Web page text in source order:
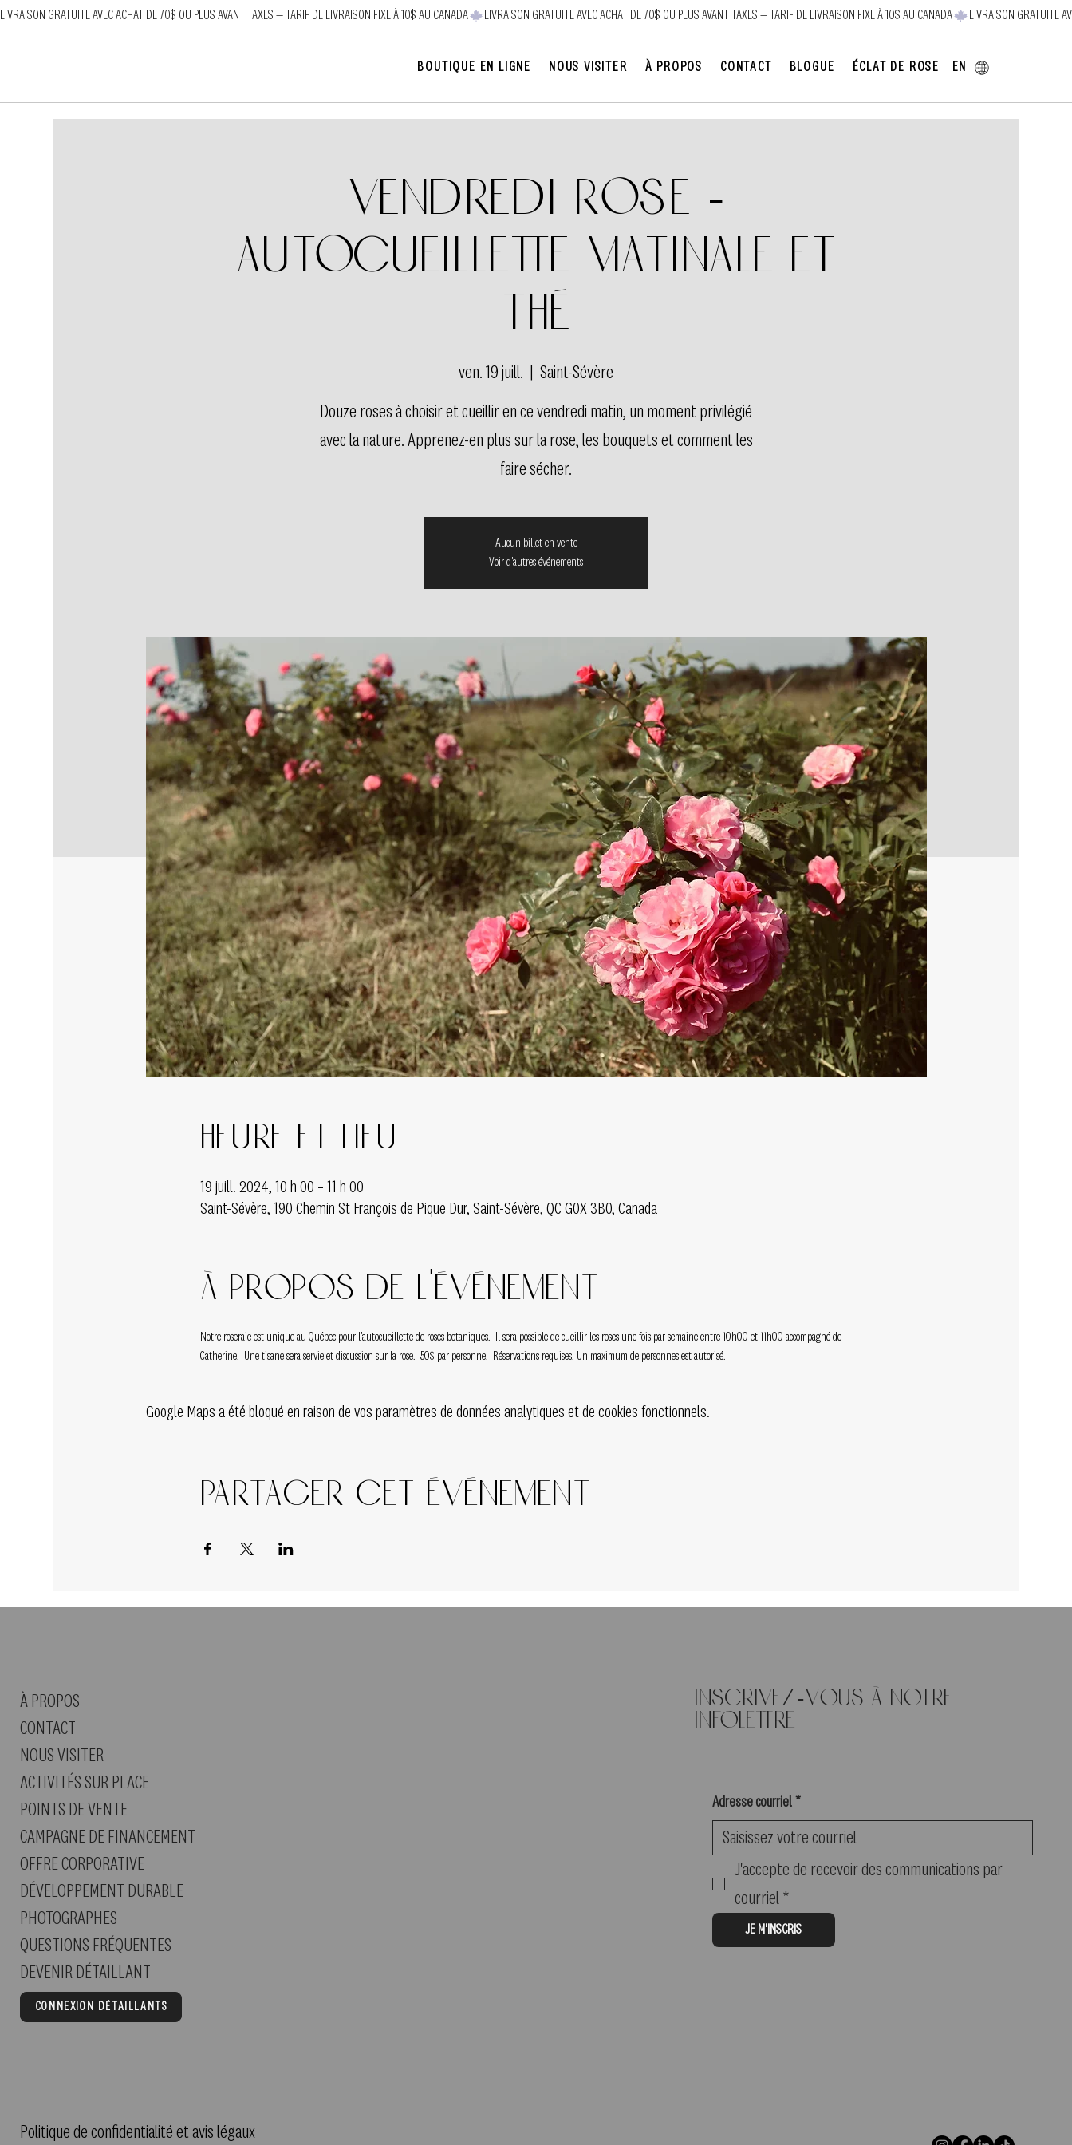
LIVRAISON GRATUITE AVEC ACHAT DE 70$ OU PLUS AVANT TAXES — TARIF DE LIVRAISON FIXE À 10$ AU CANADA
BOUTIQUE EN LIGNE NOUS VISITER À PROPOS CONTACT BLOGUE ÉCLAT DE ROSE EN
Vendredi Rose -
autocueillette matinale et
thé
ven. 19 juill. Saint-Sévère
Douze roses à choisir et cueillir en ce vendredi matin, un moment privilégié
avec la nature. Apprenez-en plus sur la rose, les bouquets et comment les
faire sécher.
Aucun billet en vente
Voir d'autres événements
Heure et lieu
19 juill. 2024, 10 h 00 – 11 h 00
Saint-Sévère, 190 Chemin St François de Pique Dur, Saint-Sévère, QC G0X 3B0, Canada
À propos de l'événement
Notre roseraie est unique au Québec pour l'autocueillette de roses botaniques.  Il sera possible de cueillir les roses une fois par semaine entre 10h00 et 11h00 accompagné de
Catherine.  Une tisane sera servie et discussion sur la rose.  50$ par personne.  Réservations requises. Un maximum de personnes est autorisé.
Google Maps a été bloqué en raison de vos paramètres de données analytiques et de cookies fonctionnels.
Partager cet événement
À PROPOS
CONTACT
NOUS VISITER
ACTIVITÉS SUR PLACE
POINTS DE VENTE
CAMPAGNE DE FINANCEMENT
OFFRE CORPORATIVE
DÉVELOPPEMENT DURABLE
PHOTOGRAPHES
QUESTIONS FRÉQUENTES
DEVENIR DÉTAILLANT
CONNEXION DÉTAILLANTS
Inscrivez-vous à notre
infolettre
Adresse courriel *
J'accepte de recevoir des communications par
courriel *
JE M'INSCRIS
Politique de confidentialité et avis légaux